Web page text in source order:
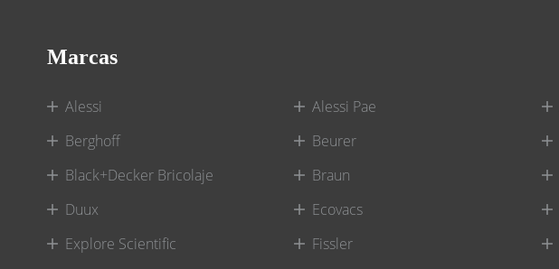
Marcas
Alessi Alessi Pae
Berghoff
Beurer
Black+Decker Bricolaje
Braun
Duux
Ecovacs
Explore Scientific
Fissler